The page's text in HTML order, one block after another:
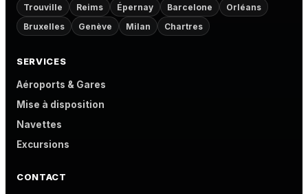
Trouville
Reims Épernay Barcelone
Orléans
Bruxelles
Genève Milan Chartres
SERVICES
Aéroports & Gares
Mise à disposition
Navettes
Excursions
CONTACT